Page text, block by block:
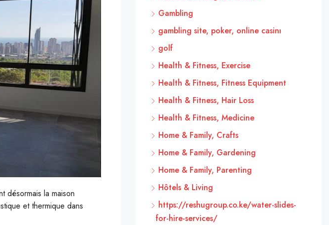
désormais la maison
et thermique dans
Gambling
gambling site, poker, online casinı
golf
Health & Fitness, Exercise
Health & Fitness, Fitness Equipment
Health & Fitness, Hair Loss
Health & Fitness, Medicine
Home & Family, Crafts
Home & Family, Gardening
Home & Family, Parenting
Hôtels & Living
https://reshugroup.co.ke/water-slides-
for-hire-services/